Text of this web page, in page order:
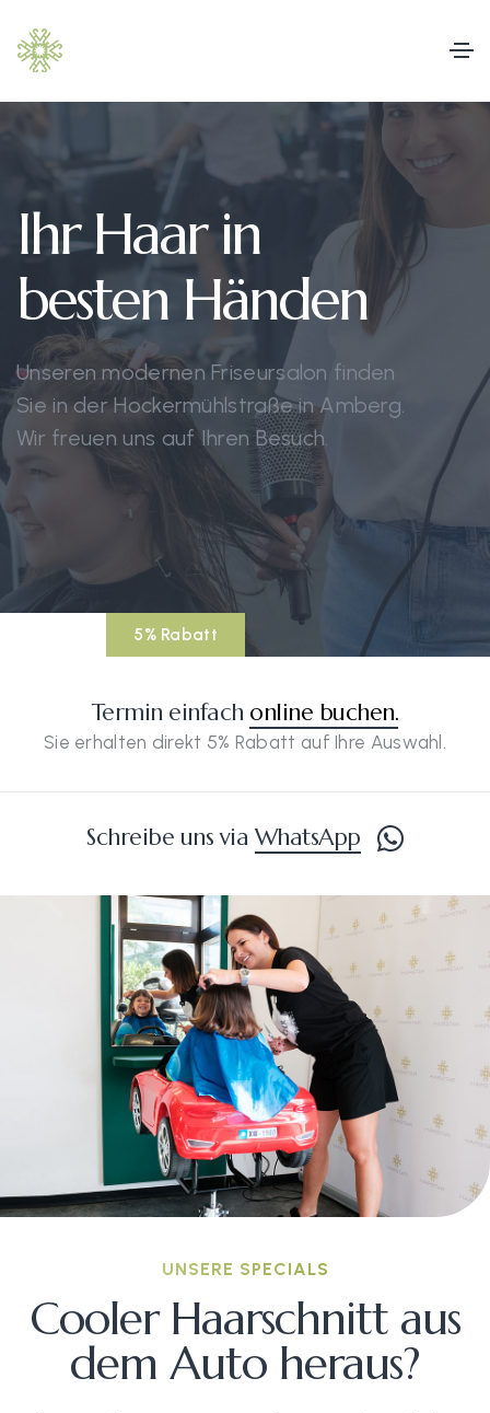
Ihr Haar in
besten Händen
Unseren modernen Friseursalon finden
Sie in der Hockermühlstraße in Amberg.
Wir freuen uns auf Ihren Besuch.
5% Rabatt
Termin einfach online buchen.
Sie erhalten direkt 5% Rabatt auf Ihre Auswahl.
Schreibe uns via WhatsApp
UNSERE SPECIALS
Cooler Haarschnitt aus
dem Auto heraus?